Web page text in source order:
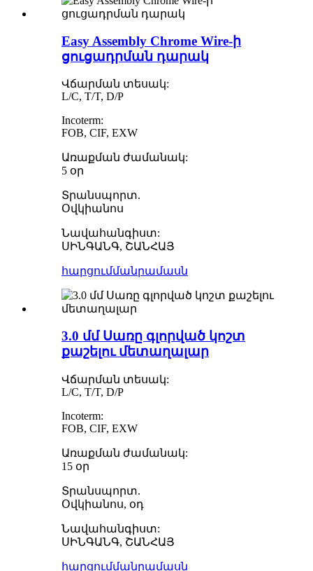
Easy Assembly Chrome Wire-ի
ցուցադրման դարակ
Վճարման տեսակ:
L/C, T/T, D/P
Incoterm:
FOB, CIF, EXW
Առաքման ժամանակ:
5 օր
Տրանսպորտ.
Օվկիանոս
Նավահանգիստ:
ՍԻՆԳԱՆԳ, ՇԱՆՀԱՅ
հարցումմանրամասն
3.0 մմ Սառը գլորված կոշտ
քաշելու մետաղալար
Վճարման տեսակ:
L/C, T/T, D/P
Incoterm:
FOB, CIF, EXW
Առաքման ժամանակ:
15 օր
Տրանսպորտ.
Օվկիանոս, օդ
Նավահանգիստ:
ՍԻՆԳԱՆԳ, ՇԱՆՀԱՅ
հարցումմանրամասն